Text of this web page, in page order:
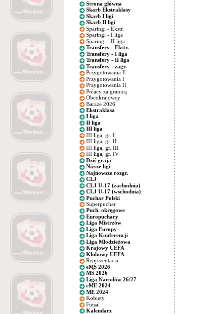
Strona główna
Skarb Ekstraklasy
Skarb I ligi
Skarb II ligi
Sparingi - Ekstr.
Sparingi - I liga
Sparingi - II liga
Transfery - Ekstr.
Transfery - I liga
Transfery - II liga
Transfery - zagr.
Przygotowania E
Przygotowania I
Przygotowania II
Polacy za granicą
Obcokrajowcy
Baraże 2026
Ekstraklasa
I liga
II liga
III liga
III liga, gr. I
III liga, gr. II
III liga, gr. III
III liga, gr. IV
Dziś grają
Niższe ligi
Najnowsze rozgr.
CLJ
CLJ U-17 (zachodnia)
CLJ U-17 (wschodnia)
Puchar Polski
Superpuchar
Puch. okręgowe
Europuchary
Liga Mistrzów
Liga Europy
Liga Konferencji
Liga Młodzieżowa
Krajowy UEFA
Klubowy UEFA
Reprezentacja
eMŚ 2026
MŚ 2026
Liga Narodów 26/27
eME 2024
ME 2024
Kobiety
Futsal
Kalendarz